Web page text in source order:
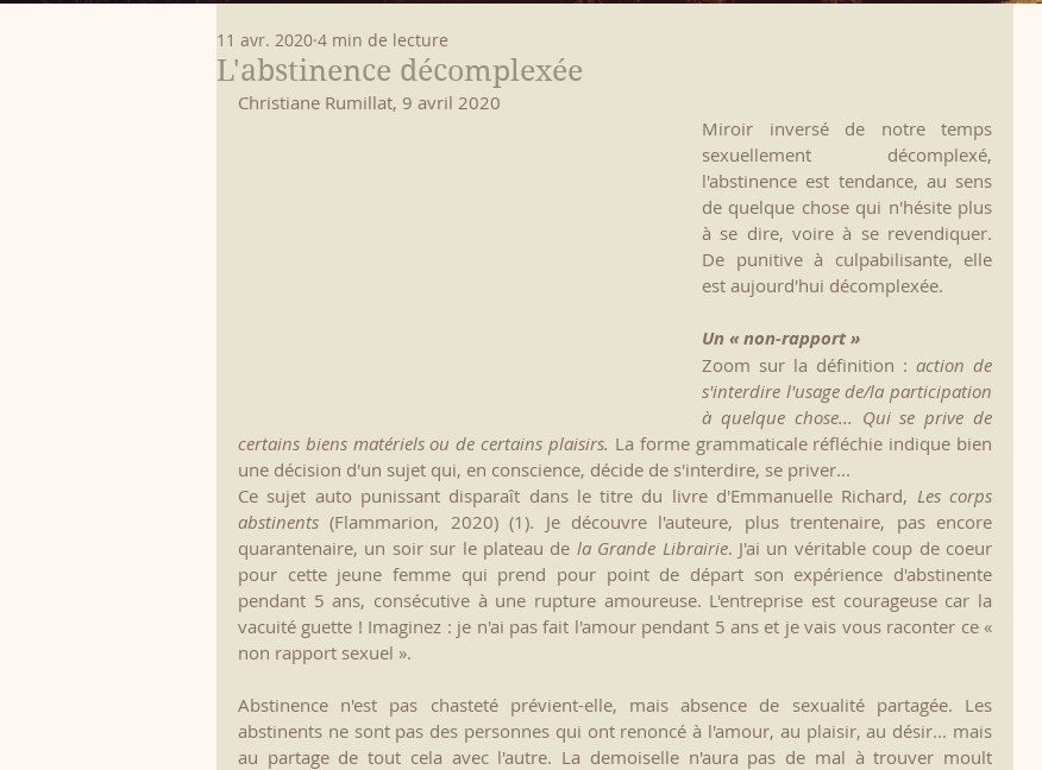
L'abstinence décomplexée
11 avr. 2020 4 min de lecture
Christiane Rumillat, 9 avril 2020
Miroir inversé de notre temps
sexuellement décomplexé,
l'abstinence est tendance, au sens
de quelque chose qui n'hésite plus
à se dire, voire à se revendiquer.
De punitive à culpabilisante, elle
est aujourd'hui décomplexée.
Un « non-rapport »
Zoom sur la définition : action de
s'interdire l'usage de/la participation
à quelque chose... Qui se prive de
certains biens matériels ou de certains plaisirs. La forme grammaticale réfléchie indique bien
une décision d'un sujet qui, en conscience, décide de s'interdire, se priver...
Ce sujet auto punissant disparaît dans le titre du livre d'Emmanuelle Richard, Les corps
abstinents (Flammarion, 2020) (1). Je découvre l'auteure, plus trentenaire, pas encore
quarantenaire, un soir sur le plateau de la Grande Librairie. J'ai un véritable coup de coeur
pour cette jeune femme qui prend pour point de départ son expérience d'abstinente
pendant 5 ans, consécutive à une rupture amoureuse. L'entreprise est courageuse car la
vacuité guette ! Imaginez : je n'ai pas fait l'amour pendant 5 ans et je vais vous raconter ce «
non rapport sexuel ».
Abstinence n'est pas chasteté prévient-elle, mais absence de sexualité partagée. Les
abstinents ne sont pas des personnes qui ont renoncé à l'amour, au plaisir, au désir... mais
au partage de tout cela avec l'autre. La demoiselle n'aura pas de mal à trouver moult